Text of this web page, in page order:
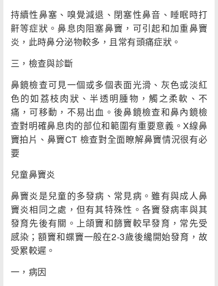
持續性鼻塞、嗅覺減退、閉塞性鼻音、睡眠時打
鼾等症狀。鼻息肉阻塞鼻竇，可引起和加重鼻竇
炎，此時鼻分泌物較多，且常有頭痛症狀。
三，檢查與診斷
鼻鏡檢查可見一個或多個表面光滑、灰色或淡紅
色的如荔枝肉狀、半透明腫物，觸之柔軟、不
痛，可移動，不易出血。後鼻鏡檢查和鼻內鏡檢
查對明確鼻息肉的部位和範圍有重要意義。X線鼻
竇拍片、鼻竇CT 檢查對全面瞭解鼻竇情況很有必
要
兒童鼻竇炎
鼻竇炎是兒童的多發病、常見病。雖有與成人鼻
竇炎相同之處，但有其特殊性。各竇發病率與其
發育先後有關。上頜竇和篩竇較早發育，常先受
感染；額竇和蝶竇一般在2-3歲後纔開始發育，故
受累較遲。
一，病因